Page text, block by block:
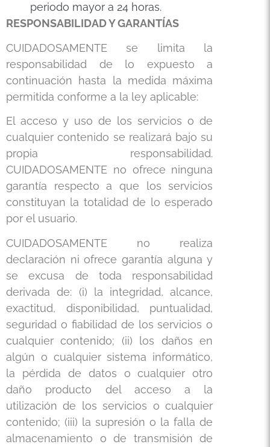
periodo mayor a 24 horas.
RESPONSABILIDAD Y GARANTÍAS
CUIDADOSAMENTE se limita la
responsabilidad de lo expuesto a
continuación hasta la medida máxima
permitida conforme a la ley aplicable:
El acceso y uso de los servicios o de
cualquier contenido se realizará bajo su
propia responsabilidad.
CUIDADOSAMENTE no ofrece ninguna
garantía respecto a que los servicios
constituyan la totalidad de lo esperado
por el usuario.
CUIDADOSAMENTE no realiza
declaración ni ofrece garantía alguna y
se excusa de toda responsabilidad
derivada de: (i) la integridad, alcance,
exactitud, disponibilidad, puntualidad,
seguridad o fiabilidad de los servicios o
cualquier contenido; (ii) los daños en
algún o cualquier sistema informático,
la pérdida de datos o cualquier otro
daño producto del acceso a la
utilización de los servicios o cualquier
contenido; (iii) la supresión o la falla de
almacenamiento o de transmisión de